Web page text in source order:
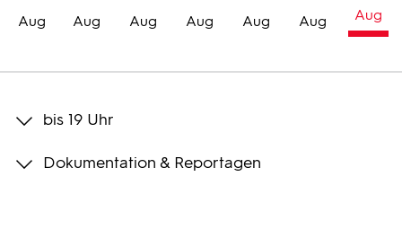
Trailer
Bilder
Aug Aug Aug Aug Aug Aug Aug
bis 19 Uhr
Dokumentation & Reportagen